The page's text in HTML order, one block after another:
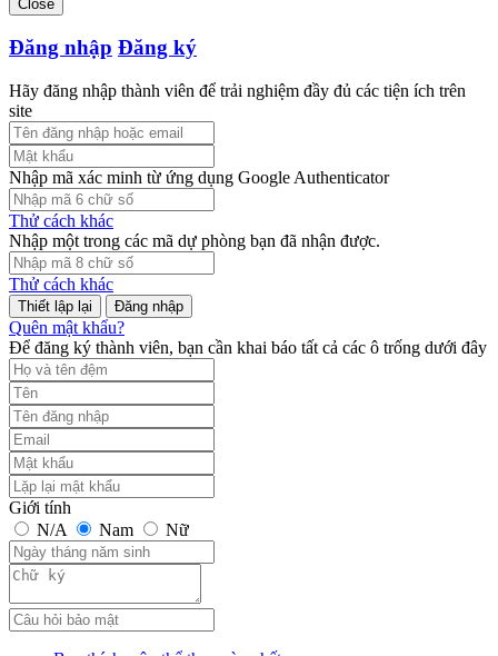
Close
Đăng nhập Đăng ký
Hãy đăng nhập thành viên để trải nghiệm đầy đủ các tiện ích trên
site
Nhập mã xác minh từ ứng dụng Google Authenticator
Thử cách khác
Nhập một trong các mã dự phòng bạn đã nhận được.
Thử cách khác
Đăng nhập
Quên mật khẩu?
Để đăng ký thành viên, bạn cần khai báo tất cả các ô trống dưới đây
Giới tính
N/A
Nam Nữ